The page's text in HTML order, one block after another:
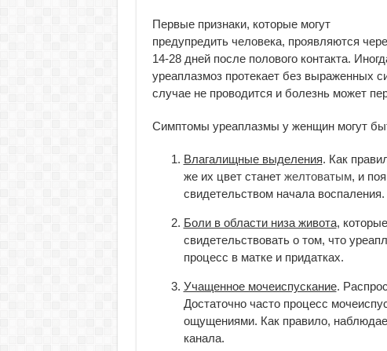
Первые признаки, которые могут
предупредить человека, проявляются
14-28 дней после полового контакта.
уреаплазмоз протекает без выраженных
случае не проводится и болезнь может
Симптомы уреаплазмы у женщин могут
Влагалищные выделения. Как
же их цвет станет желтоватым, и
свидетельством начала воспаления.
Боли в области низа живота,
свидетельствовать о том, что
процесс в матке и придатках.
Учащенное мочеиспускание.
Достаточно часто процесс
ощущениями. Как правило,
канала.